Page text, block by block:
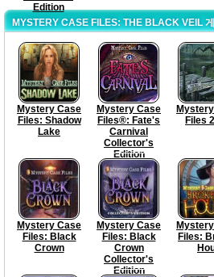
Edition
MYSTERY CASE FILES: THE BLACK VEIL
Mystery Case
Files: Shadow
Lake
Mystery Case
Files®: Fate's
Carnival
Collector's
Edition
Files
Mystery Case
Files: Black
Crown
Mystery Case
Files: Black
Crown
Collector's
Edition
Files: